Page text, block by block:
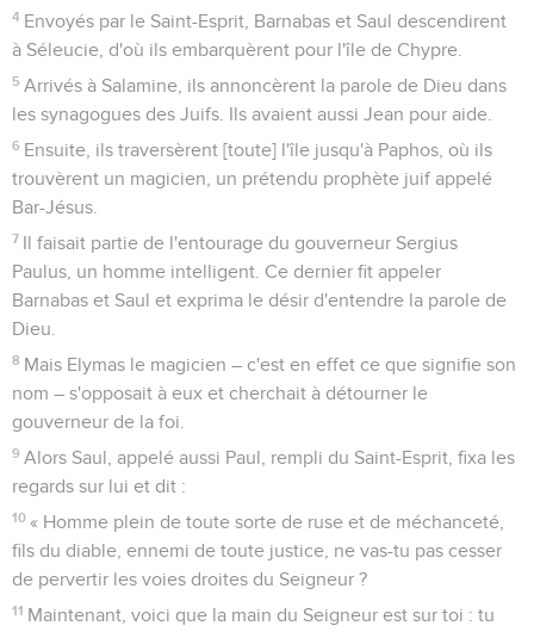
4 Envoyés par le Saint-Esprit, Barnabas et Saul descendirent
à Séleucie, d'où ils embarquèrent pour l'île de Chypre.
5 Arrivés à Salamine, ils annoncèrent la parole de Dieu dans
les synagogues des Juifs. Ils avaient aussi Jean pour aide.
6 Ensuite, ils traversèrent [toute] l'île jusqu'à Paphos, où ils
trouvèrent un magicien, un prétendu prophète juif appelé
Bar-Jésus.
7 Il faisait partie de l'entourage du gouverneur Sergius
Paulus, un homme intelligent. Ce dernier fit appeler
Barnabas et Saul et exprima le désir d'entendre la parole de
Dieu.
8 Mais Elymas le magicien – c'est en effet ce que signifie son
nom – s'opposait à eux et cherchait à détourner le
gouverneur de la foi.
9 Alors Saul, appelé aussi Paul, rempli du Saint-Esprit, fixa les
regards sur lui et dit :
10 « Homme plein de toute sorte de ruse et de méchanceté,
fils du diable, ennemi de toute justice, ne vas-tu pas cesser
de pervertir les voies droites du Seigneur ?
11 Maintenant, voici que la main du Seigneur est sur toi : tu